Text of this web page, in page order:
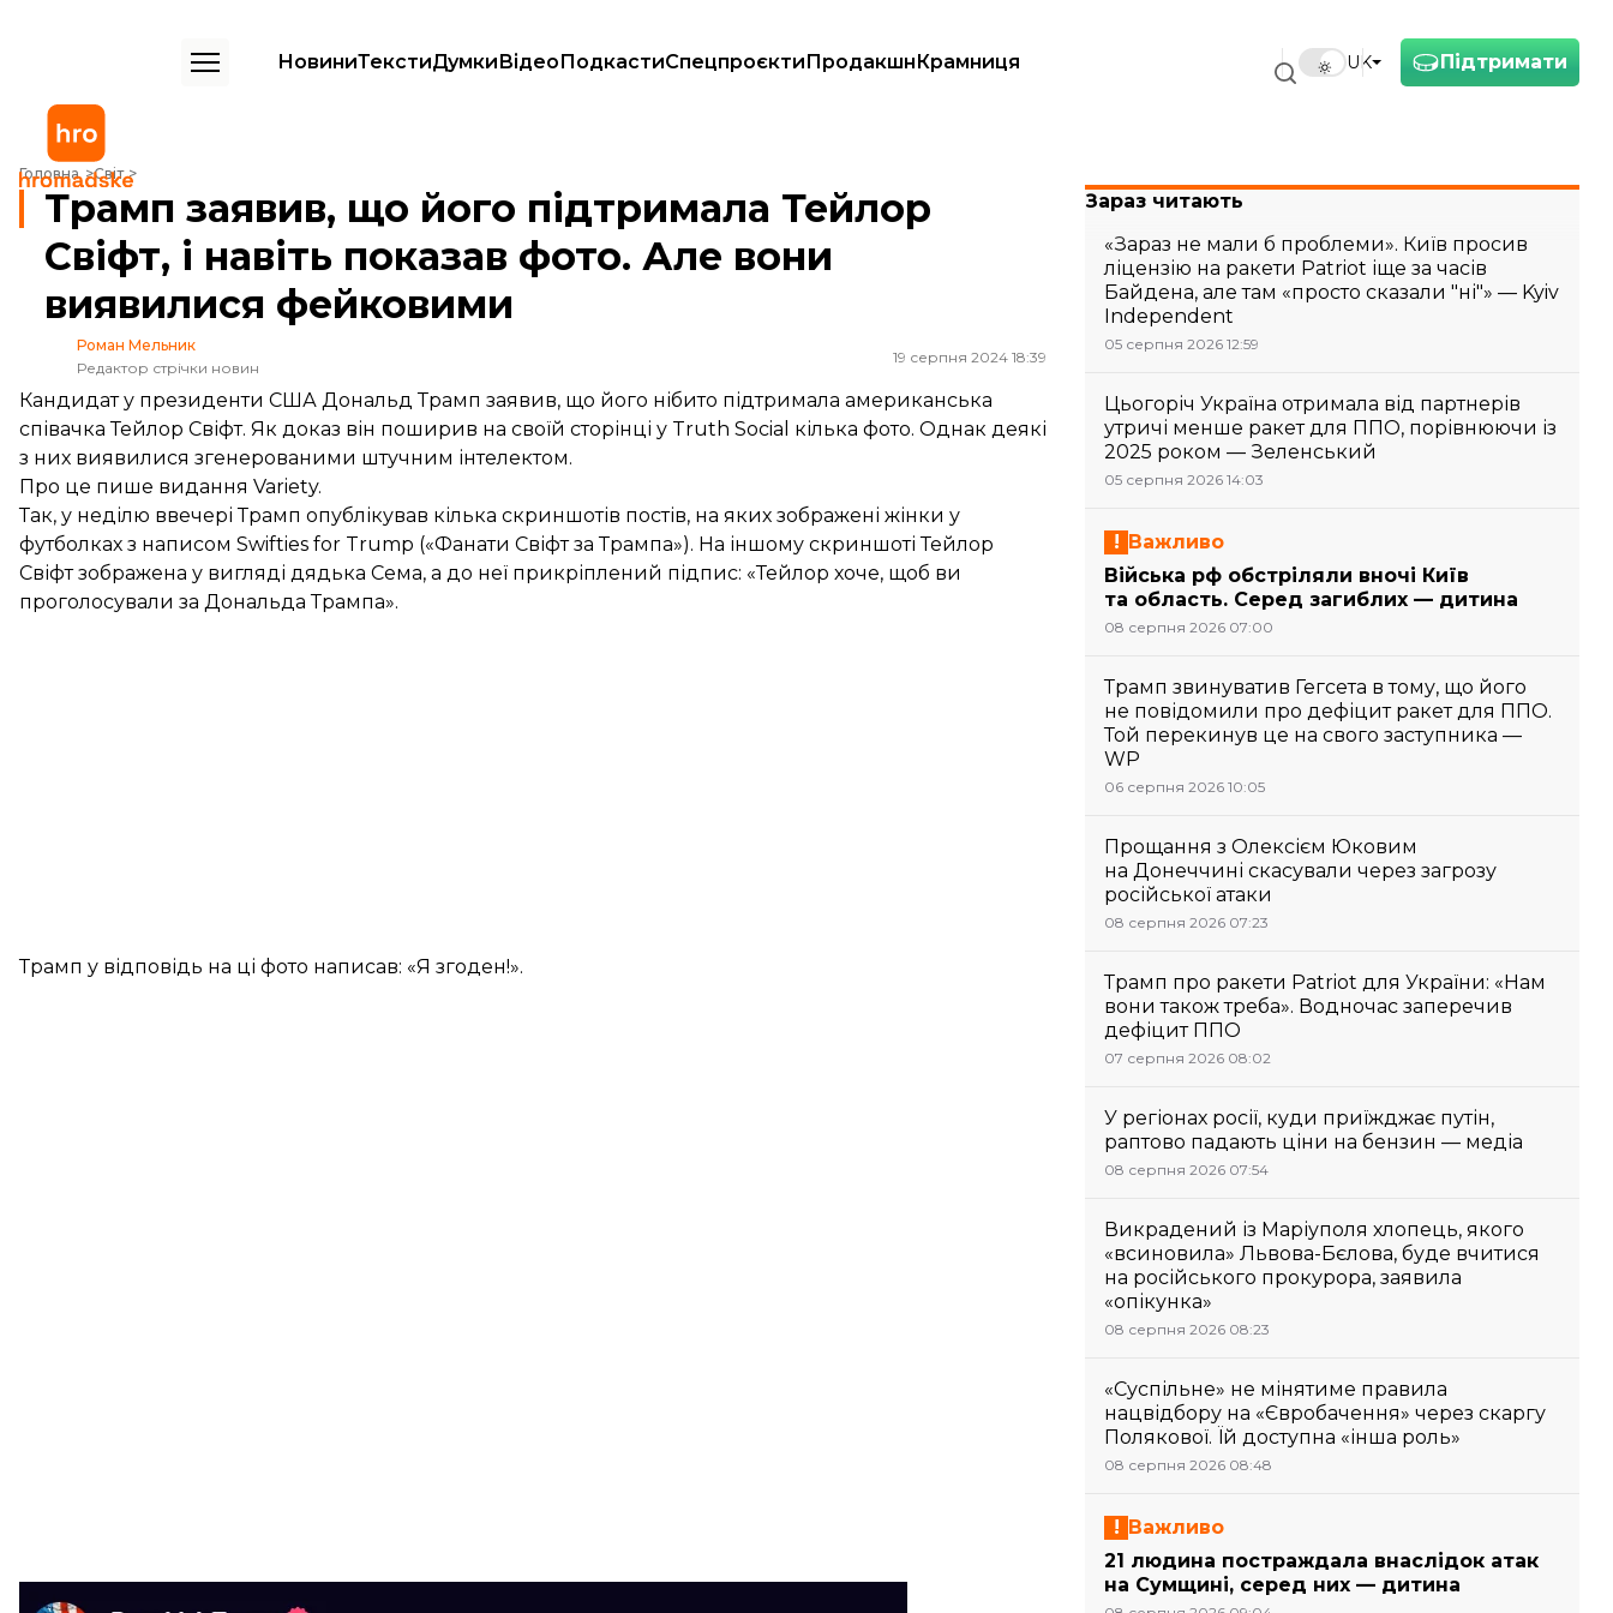
Підтримати
UK
НовиниТекстиДумкиВідеоПодкастиСпецпроєктиПродакшнКрамниця
Головна Світ
Трамп заявив, що його підтримала Тейлор Свіфт, і навіть показав фото. Але вони виявилися фейковими
Трамп заявив, що його підтримала Тейлор
Свіфт, і навіть показав фото. Але вони
виявилися фейковими
Роман Мельник
Редактор стрічки новин
19 серпня 2024 18:39
Кандидат у президенти США Дональд Трамп заявив, що його нібито підтримала американська
співачка Тейлор Свіфт. Як доказ він поширив на своїй сторінці у Truth Social кілька фото. Однак деякі
з них виявилися згенерованими штучним інтелектом.
Про це пише видання Variety.
Так, у неділю ввечері Трамп опублікував кілька скриншотів постів, на яких зображені жінки у
футболках з написом Swifties for Trump («Фанати Свіфт за Трампа»). На іншому скриншоті Тейлор
Свіфт зображена у вигляді дядька Сема, а до неї прикріплений підпис: «Тейлор хоче, щоб ви
проголосували за Дональда Трампа».
Трамп у відповідь на ці фото написав: «Я згоден!».
Зараз читають
«Зараз не мали б проблеми». Київ просив
ліцензію на ракети Patriot іще за часів
Байдена, але там «просто сказали "ні"» — Kyiv
Independent
05 серпня 2026 12:59
Цьогоріч Україна отримала від партнерів
утричі менше ракет для ППО, порівнюючи із
2025 роком — Зеленський
05 серпня 2026 14:03
Важливо
Війська рф обстріляли вночі Київ
та область. Серед загиблих — дитина
08 серпня 2026 07:00
Трамп звинуватив Гегсета в тому, що його
не повідомили про дефіцит ракет для ППО.
Той перекинув це на свого заступника —
WP
06 серпня 2026 10:05
Прощання з Олексієм Юковим
на Донеччині скасували через загрозу
російської атаки
08 серпня 2026 07:23
Трамп про ракети Patriot для України: «Нам
вони також треба». Водночас заперечив
дефіцит ППО
07 серпня 2026 08:02
У регіонах росії, куди приїжджає путін,
раптово падають ціни на бензин — медіа
08 серпня 2026 07:54
Викрадений із Маріуполя хлопець, якого
«всиновила» Львова-Бєлова, буде вчитися
на російського прокурора, заявила
«опікунка»
08 серпня 2026 08:23
«Суспільне» не мінятиме правила
нацвідбору на «Євробачення» через скаргу
Полякової. Їй доступна «інша роль»
08 серпня 2026 08:48
Важливо
21 людина постраждала внаслідок атак
на Сумщині, серед них — дитина